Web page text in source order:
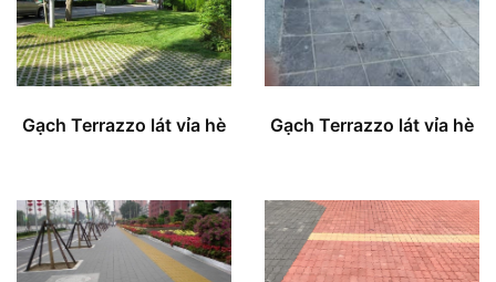
Gạch Terrazzo lát vỉa hè Gạch Terrazzo lát vỉa hè